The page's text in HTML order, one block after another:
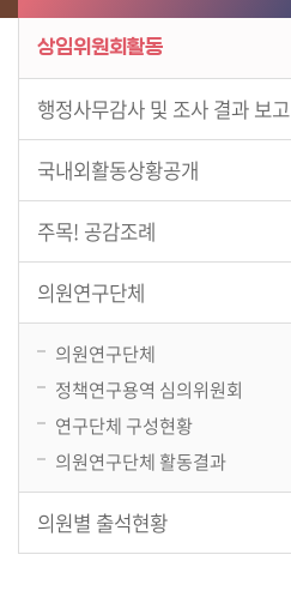
상임위원회활동
행정사무감사 및 조사 결과 보고
국내외활동상황공개
주목! 공감조례
의원연구단체
의원연구단체
정책연구용역 심의위원회
연구단체 구성현황
의원연구단체 활동결과
의원별 출석현황